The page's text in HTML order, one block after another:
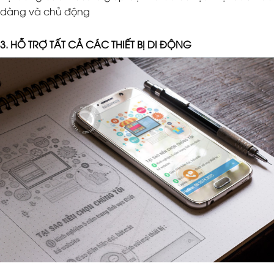
dàng và chủ động
3. HỖ TRỢ TẤT CẢ CÁC THIẾT BỊ DI ĐỘNG